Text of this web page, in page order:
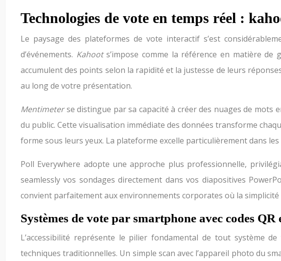
Technologies de vote en temps réel :
Le paysage des plateformes de vote interactif s’est
d’événements. Kahoots’impose comme la référence en matière
accumulent des points selon la rapidité et la justesse de leurs
au long de votre présentation.
Mentimeterse distingue par sa capacité à créer des nuages de
du public. Cette visualisation immédiate des données transforme
forme sous leurs yeux. La plateforme excelle particulièrement dans
Poll Everywhere adopte une approche plus professionnelle,
seamlessly vos sondages directement dans vos diapositives
convient parfaitement aux environnements corporates où la
Systèmes de vote par smartphone avec codes QR
L’accessibilité représente le pilier fondamental de tout système
techniques traditionnelles. Un simple scan avec l’appareil photo du